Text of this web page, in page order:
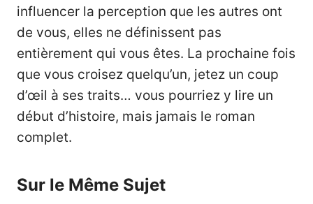
influencer la perception que les autres ont
de vous, elles ne définissent pas
entièrement qui vous êtes. La prochaine fois
que vous croisez quelqu’un, jetez un coup
d’œil à ses traits… vous pourriez y lire un
début d’histoire, mais jamais le roman
complet.
Sur le Même Sujet